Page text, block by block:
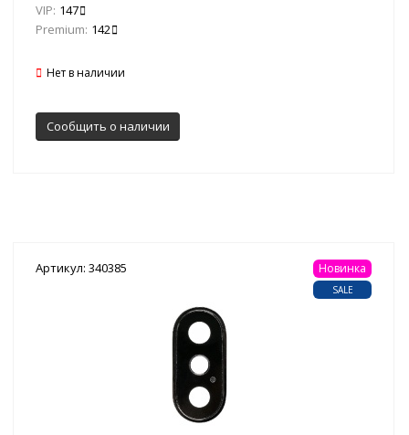
VIP: 147
Premium: 142
Нет в наличии
Сообщить о наличии
Артикул: 340385 Новинка
SALE